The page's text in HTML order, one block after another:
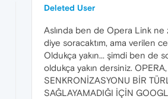
Deleted User
Aslında ben de Opera Link ne
diye soracaktım, ama verilen
Oldukça yakın... şimdi ben de
oldukça yakın dersiniz.
SENKRONİZASYONU BİR
SAĞLAYAMADIĞI İÇİN